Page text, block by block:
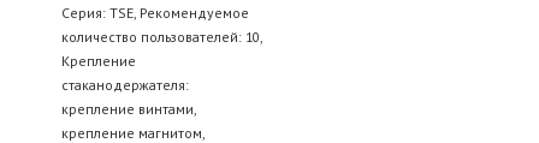
Серия: TSE, Рекомендуемое
количество пользователей: 10,
Крепление
стаканодержателя:
крепление винтами,
крепление магнитом,